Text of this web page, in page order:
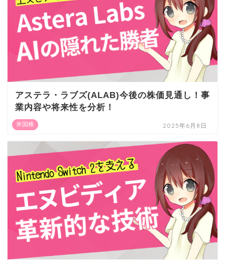
米国株
アステラ・ラブズ(ALAB)今後の株価見通し！事
業内容や将来性を分析！
2025年6月8日